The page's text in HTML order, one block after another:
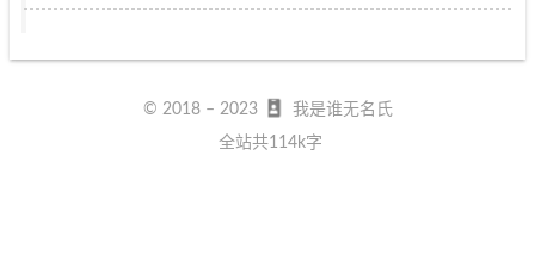
© 2018 – 2023
我是谁无名氏
全站共114k字